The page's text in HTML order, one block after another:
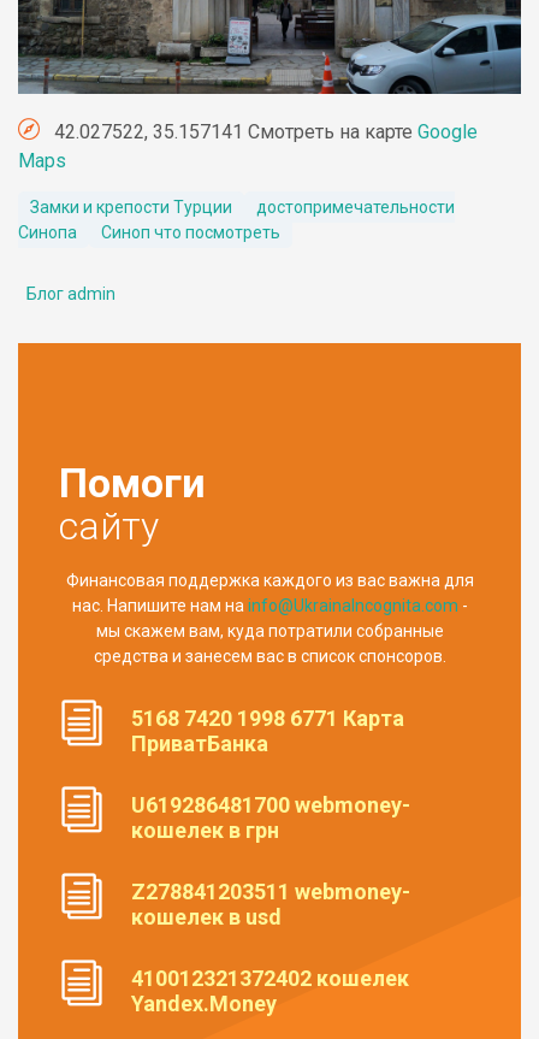
42.027522, 35.157141 Смотреть на карте Google
Maps
Замки и крепости Турции
достопримечательности
Синопа
Синоп что посмотреть
Блог admin
Помоги
сайту
Финансовая поддержка каждого из вас важна для
нас. Напишите нам на info@UkrainaIncognita.com -
мы скажем вам, куда потратили собранные
средства и занесем вас в список спонсоров.
5168 7420 1998 6771 Карта
ПриватБанка
U619286481700 webmoney-
кошелек в грн
Z278841203511 webmoney-
кошелек в usd
410012321372402 кошелек
Yandex.Money